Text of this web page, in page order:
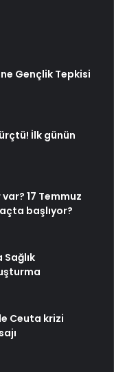
Gençlik Tepkisi
İlk günün
17 Temmuz
başlıyor?
Sağlık
Ceuta krizi